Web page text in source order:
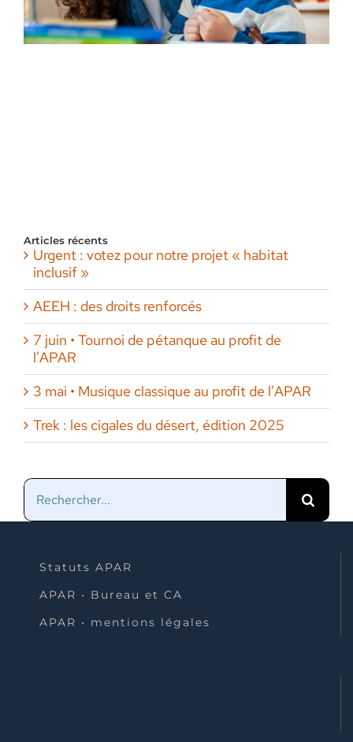
Articles récents
Urgent : votez pour notre projet « habitat
inclusif »
AEEH : des droits renforcés
7 juin • Tournoi de pétanque au profit de
l’APAR
3 mai • Musique classique au profit de l’APAR
Trek : les cigales du désert, édition 2025
Rechercher:
Statuts APAR
APAR • Bureau et CA
APAR • mentions légales